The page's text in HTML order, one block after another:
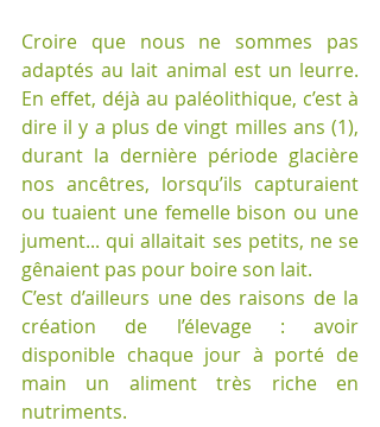
Croire que nous ne sommes pas
adaptés au lait animal est un leurre.
En effet, déjà au paléolithique, c’est à
dire il y a plus de vingt milles ans (1),
durant la dernière période glacière
nos ancêtres, lorsqu’ils capturaient
ou tuaient une femelle bison ou une
jument... qui allaitait ses petits, ne se
gênaient pas pour boire son lait.
C’est d’ailleurs une des raisons de la
création de l’élevage : avoir
disponible chaque jour à porté de
main un aliment très riche en
nutriments.